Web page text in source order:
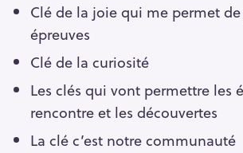
Clé de la joie qui me permet de
épreuves
Clé de la curiosité
Les clés qui vont permettre les
rencontre et les découvertes
La clé c’est notre communauté